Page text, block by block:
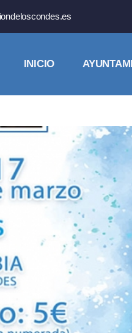
INICIO